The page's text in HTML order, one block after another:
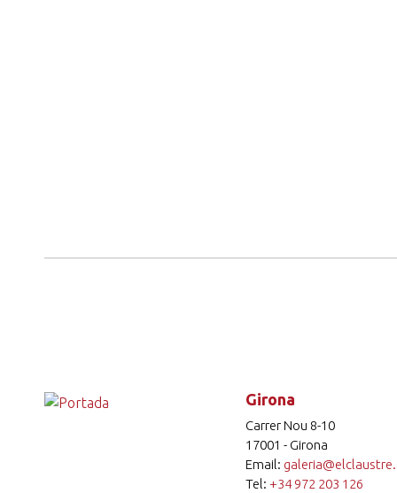
Girona
Carrer Nou 8-10
17001 - Girona
Email:
Tel: +34 972 203 126